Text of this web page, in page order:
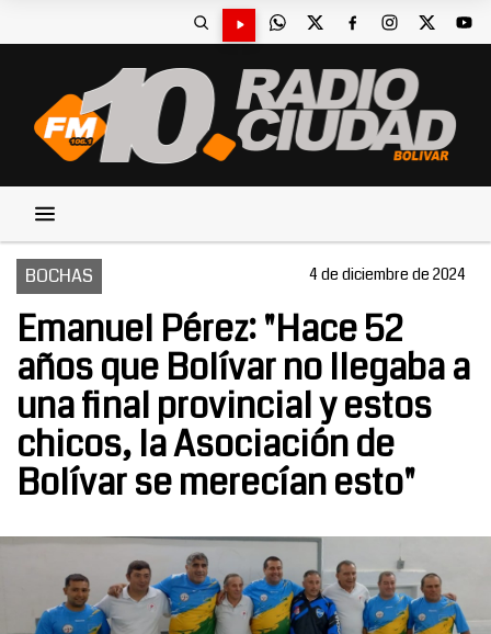
BOCHAS 4 de diciembre de 2024
Emanuel Pérez: "Hace 52
años que Bolívar no llegaba a
una final provincial y estos
chicos, la Asociación de
Bolívar se merecían esto"